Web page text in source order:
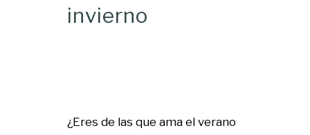
invierno
¿Eres de las que ama el verano